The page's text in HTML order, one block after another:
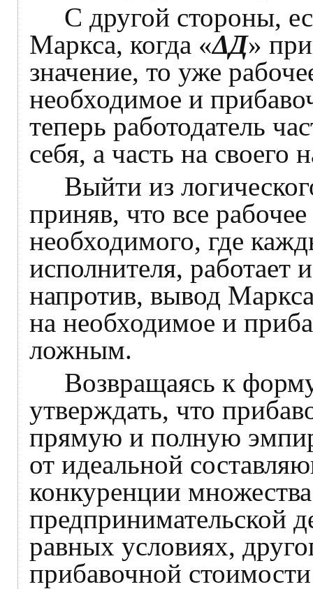
С другой стороны,
Маркса, когда «ΔД»
значение, то уже
необходимое и
теперь работодатель
себя, а часть на своего
Выйти из
приняв, что все
необходимого, где
исполнителя,
напротив, вывод
на необходимое и
ложным.
Возвращаясь к
утверждать, что
прямую и полную
от идеальной
конкуренции
предпринимательской
равных условиях,
прибавочной